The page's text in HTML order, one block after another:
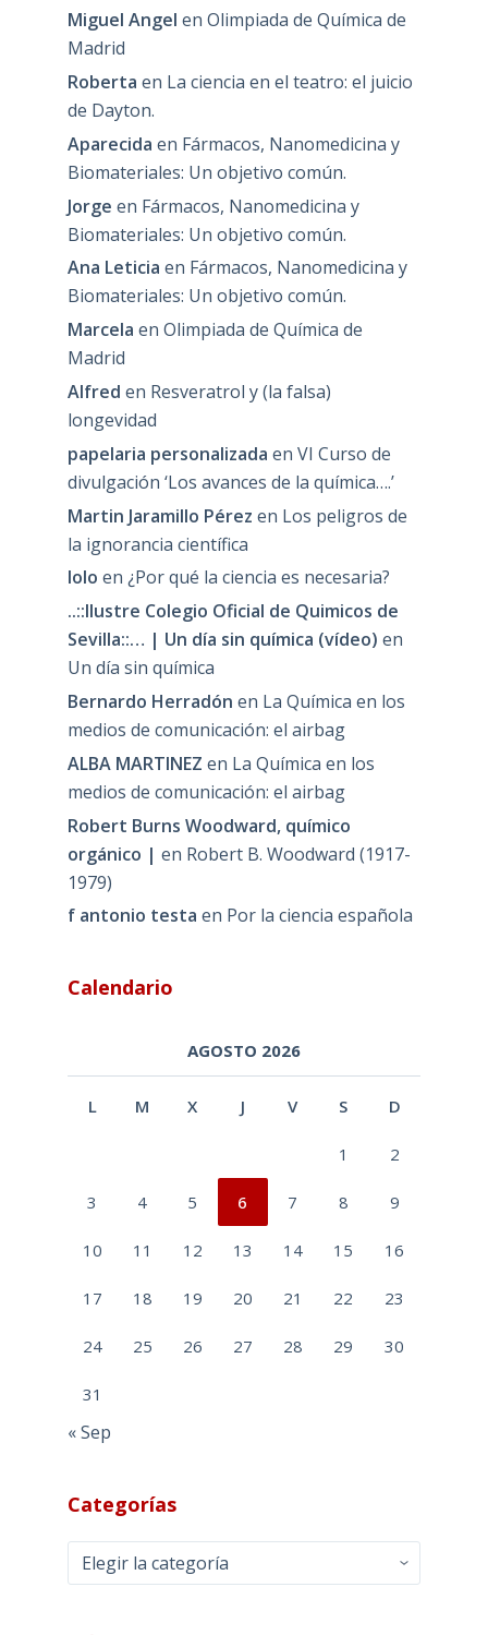
Miguel Angel en Olimpiada de Química de
Madrid
Roberta en La ciencia en el teatro: el juicio
de Dayton.
Aparecida en Fármacos, Nanomedicina y
Biomateriales: Un objetivo común.
Jorge en Fármacos, Nanomedicina y
Biomateriales: Un objetivo común.
Ana Leticia en Fármacos, Nanomedicina y
Biomateriales: Un objetivo común.
Marcela en Olimpiada de Química de
Madrid
Alfred en Resveratrol y (la falsa)
longevidad
papelaria personalizada en VI Curso de
divulgación ‘Los avances de la química….’
Martin Jaramillo Pérez en Los peligros de
la ignorancia científica
lolo en ¿Por qué la ciencia es necesaria?
..::Ilustre Colegio Oficial de Quimicos de
Sevilla::… | Un día sin química (vídeo) en
Un día sin química
Bernardo Herradón en La Química en los
medios de comunicación: el airbag
ALBA MARTINEZ en La Química en los
medios de comunicación: el airbag
Robert Burns Woodward, químico
orgánico | en Robert B. Woodward (1917-
1979)
f antonio testa en Por la ciencia española
Calendario
AGOSTO 2026
L M X J V S D
1 2
3 4 5 6 7 8 9
10 11 12 13 14 15 16
17 18 19 20 21 22 23
24 25 26 27 28 29 30
31
« Sep
Categorías
Categorías